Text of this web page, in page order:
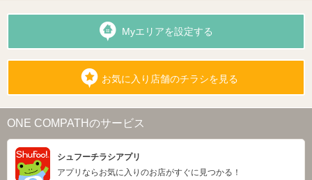
Myエリアを設定する
お気に入り店舗のチラシを見る
ONE COMPATHのサービス
シュフーチラシアプリ
アプリならお気に入りのお店がすぐに見つかる！